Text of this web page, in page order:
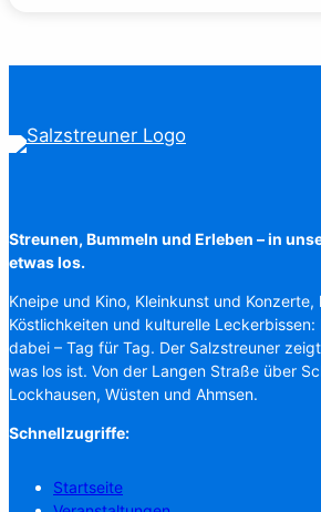
Streunen, Bummeln und Erleben – in
etwas los.
Kneipe und Kino, Kleinkunst und Konzerte,
Köstlichkeiten und kulturelle
dabei – Tag für Tag. Der Salzstreuner
was los ist. Von der Langen Straße über
Lockhausen, Wüsten und Ahmsen.
Schnellzugriffe:
Startseite